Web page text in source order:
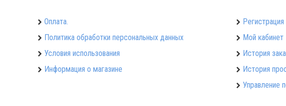
Оплата.
Политика обработки персональных данных
Условия использования
Информация о магазине
Регистрация
Мой кабинет
История
История
Управление